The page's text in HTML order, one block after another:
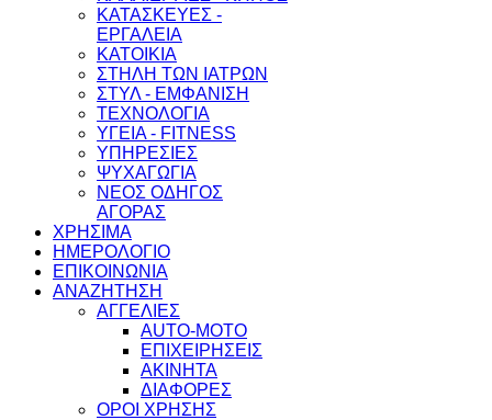
ΚΑΤΑΣΚΕΥΕΣ -
ΕΡΓΑΛΕΙΑ
ΚΑΤΟΙΚΙΑ
ΣΤΗΛΗ ΤΩΝ ΙΑΤΡΩΝ
ΣΤΥΛ - ΕΜΦΑΝΙΣΗ
ΤΕΧΝΟΛΟΓΙΑ
ΥΓΕΙΑ - FITNESS
ΥΠΗΡΕΣΙΕΣ
ΨΥΧΑΓΩΓΙΑ
ΝΕΟΣ ΟΔΗΓΟΣ
ΑΓΟΡΑΣ
ΧΡΗΣΙΜΑ
ΗΜΕΡΟΛΟΓΙΟ
ΕΠΙΚΟΙΝΩΝΙΑ
ΑΝΑΖΗΤΗΣΗ
ΑΓΓΕΛΙΕΣ
AUTO-MOTO
ΕΠΙΧΕΙΡΗΣΕΙΣ
ΑΚΙΝΗΤΑ
ΔΙΑΦΟΡΕΣ
ΟΡΟΙ ΧΡΗΣΗΣ